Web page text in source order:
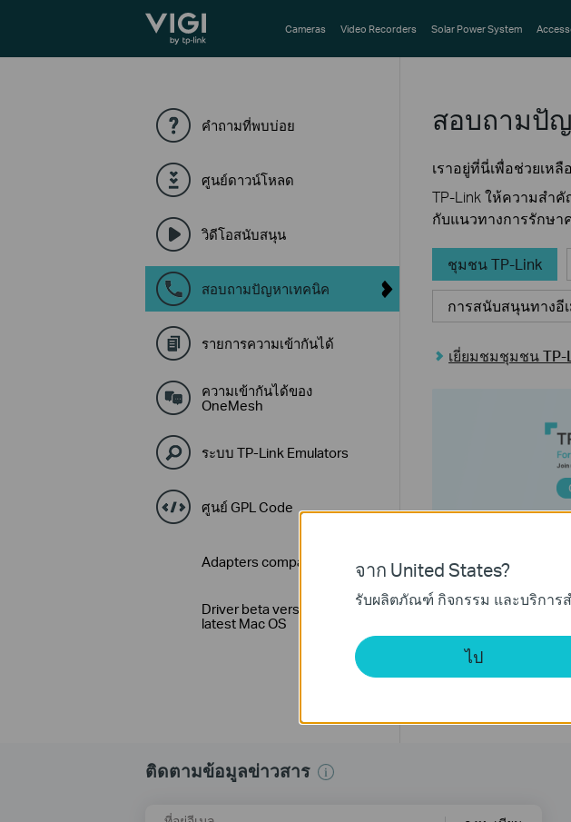
TP-Link, Reliably Smart Cameras Video Recorders Solar Power System
คำถามที่พบบ่อย
ศูนย์ดาวน์โหลด
วิดีโอสนับสนุน
สอบถามปัญหาเทคนิค
รายการความเข้ากันได้
ความเข้ากันได้ของ
OneMesh
ระบบ TP-Link Emulators
ศูนย์ GPL Code
Adapters compatibility Lists
Driver beta version for
latest Mac OS
สอบถามปั
เราอยู่ที่นี่เพื่อช่วยเห
TP-Link ให้ความสำ
กับแนวทางการรักษา
ชุมชน TP-Link
การสนับสนุนทางอี
เยี่ยมชมชุมชน TP-
ติดตามข้อมูลข่าวสาร
จาก United States?
รับผลิตภัณฑ์ กิจกรรม และบริกา
ไป